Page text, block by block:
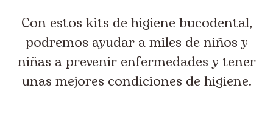
Con estos kits de higiene bucodental,
podremos ayudar a miles de niños y
niñas a prevenir enfermedades y tener
unas mejores condiciones de higiene.